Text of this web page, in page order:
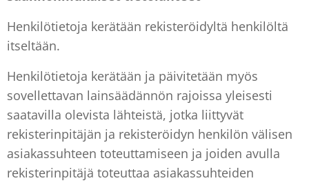
Henkilötietoja kerätään rekisteröidyltä henkilöltä
itseltään.
Henkilötietoja kerätään ja päivitetään myös
sovellettavan lainsäädännön rajoissa yleisesti
saatavilla olevista lähteistä, jotka liittyvät
rekisterinpitäjän ja rekisteröidyn henkilön välisen
asiakassuhteen toteuttamiseen ja joiden avulla
rekisterinpitäjä toteuttaa asiakassuhteiden